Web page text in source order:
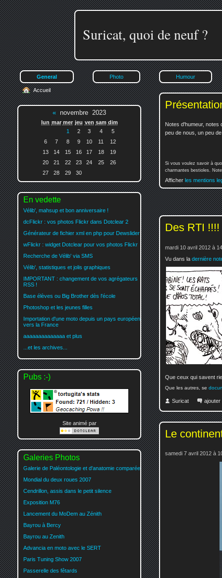
Suricat, quoi de neuf ?
General Photo Humour
Notes d'humeur, notes
peu de nous, un peu
Si vous voulez savoir à
charmantes bestioles.
Afficher les mentions
Des RTI !!!!
mardi 10 avril 2012 à
Vu dans la dernière
Que ceux qui savent
Que les autres, se
Suricat ajouter
Le
samedi 7 avril 2012 à
Accueil
« novembre 2023
lun mar mer jeu ven sam dim
1
2 3 4
5
6
7 8 9 10 11
12
13
14 15 16 17 18
19
20
21 22 23 24 25
26
27
28 29 30
En vedette
Vélib', mahsup et bon anniversaire !
dcFlickr : vos photos Flickr dans Dotclear 2
Générateur de fichier xml en php pour Dewslider
wFlickr : widget Dotclear pour vos photos Flickr
Recherche de Vélib' via SMS
Vélib', statistiques et jolis graphiques
IMPORTANT : changement de vos agrégateurs
RSS !
Base élèves ou Big Brother dès l'école
Photoshop et les jeunes filles
Importation d'une moto depuis un pays européen
vers la France
aaaaaaaaaaaaaa et plus
...et les archives...
Pubs :-)
Site animé par
Galeries Photos
Galerie de Paléontologie et d'anatomie comparée
Mondial du deux roues 2007
Cendrillon, assis dans le petit silence
Exposition M76
Lancement du MoDem au Zénith
Bayrou à Bercy
Bayrou au Zenith
Advancia en moto avec le SERT
Paris Tuning Show 2007
Passerelle des fêtards